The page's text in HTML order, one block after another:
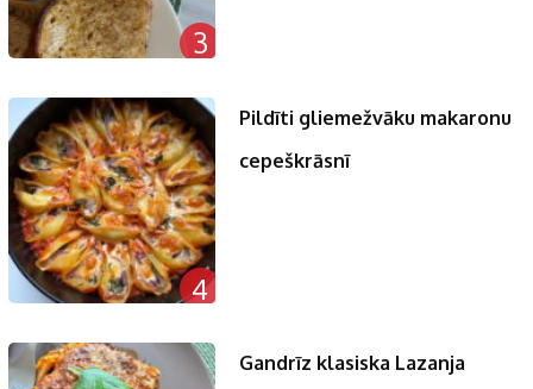
3
4
Pildīti gliemežvāku makaronu
cepeškrāsnī
Gandrīz klasiska Lazanja